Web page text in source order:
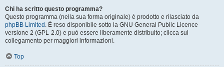
Chi ha scritto questo programma?
Questo programma (nella sua forma originale) è prodotto e rilasciato da
phpBB Limited . È reso disponibile sotto la GNU General Public Licence
versione 2 (GPL-2.0) e può essere liberamente distribuito; clicca sul
collegamento per maggiori informazioni.
Top